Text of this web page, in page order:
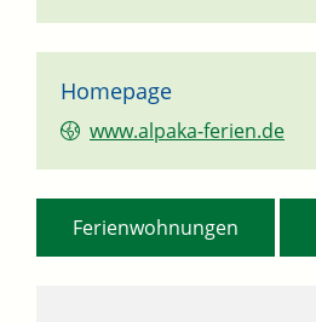
Homepage
www.alpaka-ferien.de
Ferienwohnungen